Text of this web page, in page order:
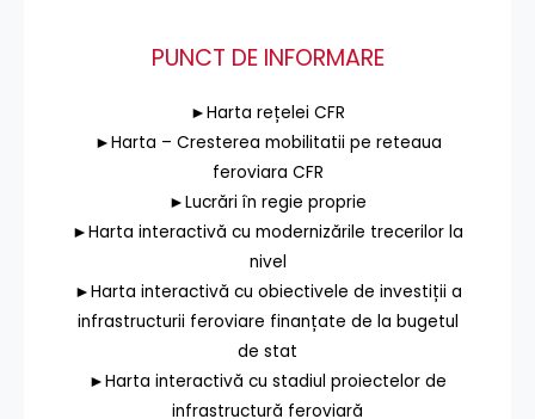
PUNCT DE INFORMARE
►Harta rețelei CFR
►Harta – Cresterea mobilitatii pe reteaua
feroviara CFR
►Lucrări în regie proprie
►Harta interactivă cu modernizările trecerilor la
nivel
►Harta interactivă cu obiectivele de investiții a
infrastructurii feroviare finanțate de la bugetul
de stat
►Harta interactivă cu stadiul proiectelor de
infrastructură feroviară